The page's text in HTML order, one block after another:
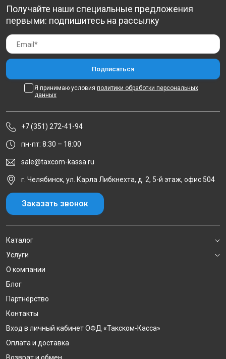
Получайте наши специальные предложения
первыми: подпишитесь на рассылку
Я принимаю условия политики обработки персональных
данных
+7 (351) 272-41-94
пн-пт: 8:30 – 18:00
sale@taxcom-kassa.ru
г. Челябинск, ул. Карла Либкнехта, д. 2, 5-й этаж, офис 504
Заказать звонок
Каталог
Услуги
О компании
Блог
Партнёрство
Контакты
Вход в личный кабинет ОФД «Такском-Касса»
Оплата и доставка